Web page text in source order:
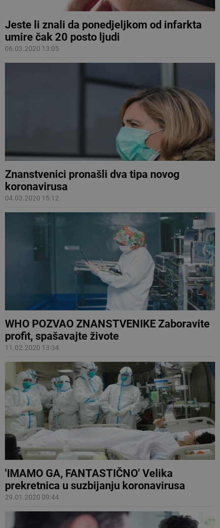
Jeste li znali da ponedjeljkom od infarkta
umire čak 20 posto ljudi
06.03.2020 13:05
Znanstvenici pronašli dva tipa novog
koronavirusa
04.03.2020 15:12
WHO POZVAO ZNANSTVENIKE Zaboravite
profit, spašavajte živote
11.02.2020 13:34
'IMAMO GA, FANTASTIČNO' Velika
prekretnica u suzbijanju koronavirusa
29.01.2020 09:44